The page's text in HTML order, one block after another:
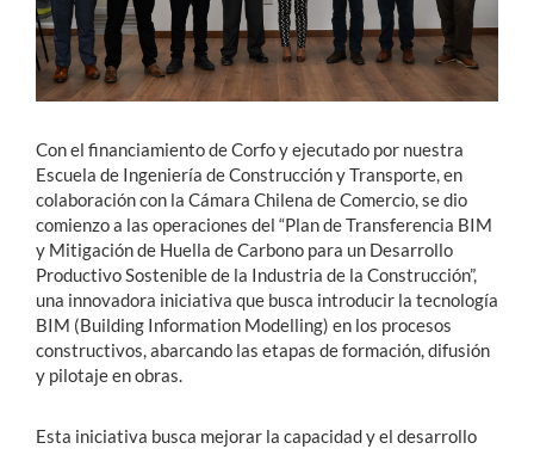
Funcionarios
Alumni
English
Con el financiamiento de Corfo y ejecutado por nuestra
Escuela de Ingeniería de Construcción y Transporte, en
colaboración con la Cámara Chilena de Comercio, se dio
comienzo a las operaciones del “Plan de Transferencia BIM
y Mitigación de Huella de Carbono para un Desarrollo
Productivo Sostenible de la Industria de la Construcción”,
una innovadora iniciativa que busca introducir la tecnología
BIM (Building Information Modelling) en los procesos
constructivos, abarcando las etapas de formación, difusión
y pilotaje en obras.
Esta iniciativa busca mejorar la capacidad y el desarrollo